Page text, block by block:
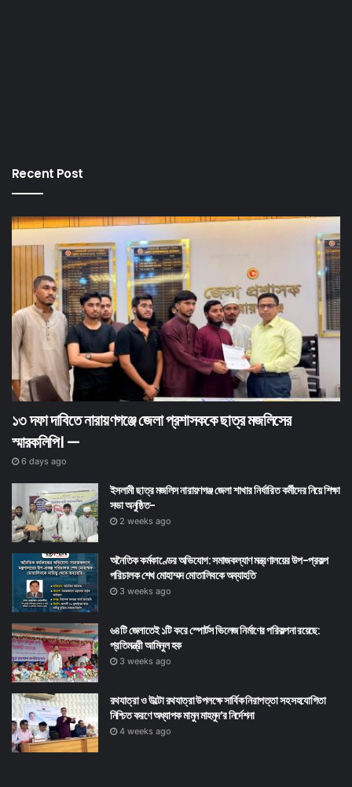
Recent Post
১৩ দফা দাবিতে নারায়ণগঞ্জে জেলা প্রশাসককে ছাত্র মজলিসের
স্মারকলিপি। —
6 days ago
ইসলামী ছাত্র মজলিস নারায়ণগঞ্জ জেলা শাখার নির্ধারিত কর্মীদের নিয়ে শিক্ষা
সভা অনুষ্ঠিত-
2 weeks ago
অনৈতিক কর্মকাণ্ডের অভিযোগ: সমাজকল্যাণ মন্ত্রণালয়ের উপ-প্রকল্প
পরিচালক শেখ মোহাম্মদ মোতালিবকে অব্যাহতি
3 weeks ago
৬৪টি জেলাতেই ১টি করে স্পোর্টস ভিলেজ নির্মাণের পরিকল্পনা রয়েছে:
প্রতিমন্ত্রী আমিনুল হক
3 weeks ago
রথযাত্রা ও উল্টো রথযাত্রা উপলক্ষে সার্বিক নিরাপত্তা সহ সহযোগিতা
নিশ্চিত করণে অধ্যাপক মামুন মাহমুদ’র নির্দেশনা
4 weeks ago